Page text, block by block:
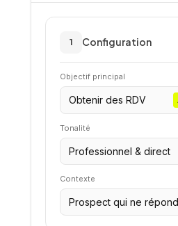
1 Configuration
Objectif principal
Obtenir des RDV
Tonalité
Professionnel & direct
Contexte
Prospect qui ne